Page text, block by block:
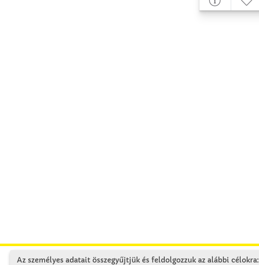
Az személyes adatait összegyűjtjük és feldolgozzuk az alábbi célokra: